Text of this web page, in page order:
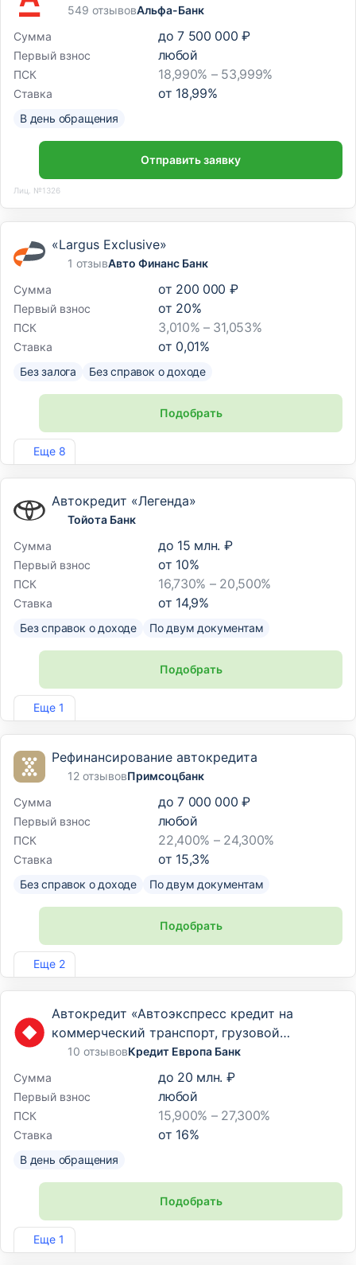
549 отзывовАльфа-Банк
Сумма
до 7 500 000 ₽
Первый взнос любой
ПСК 18,990% – 53,999%
Ставка от 18,99%
В день обращения
Отправить заявку
Лиц. №1326
Еще 8
«Largus Exclusive»
1 отзывАвто Финанс Банк
Сумма
от 200 000 ₽
Первый взнос от 20%
ПСК 3,010% – 31,053%
Ставка от 0,01%
Без залога Без справок о доходе
Подобрать
Лиц. №170
Еще 1
Автокредит «Легенда»
Тойота Банк
Сумма
до 15 млн. ₽
Первый взнос от 10%
ПСК 16,730% – 20,500%
Ставка от 14,9%
Без справок о доходе По двум документам
Подобрать
Лиц. №3470
Еще 2
Рефинансирование автокредита
12 отзывовПримсоцбанк
Сумма
до 7 000 000 ₽
Первый взнос любой
ПСК 22,400% – 24,300%
Ставка от 15,3%
Без справок о доходе По двум документам
Подобрать
Лиц. №2733
Еще 1
Автокредит «Автоэкспресс кредит на
коммерческий транспорт, грузовой
транспорт и спецтехнику»
10 отзывовКредит Европа Банк
Сумма
до 20 млн. ₽
Первый взнос любой
ПСК 15,900% – 27,300%
Ставка от 16%
В день обращения
Подобрать
Лиц. №3311